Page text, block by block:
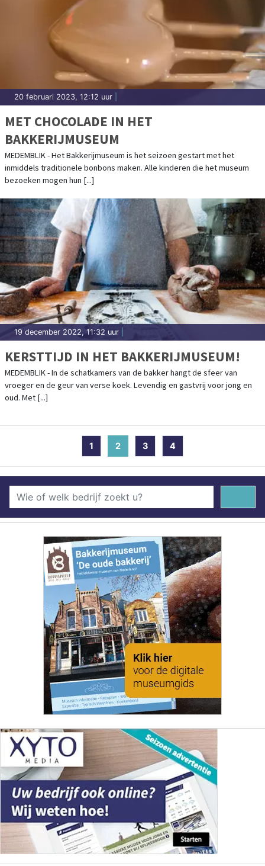
20 februari 2023, 12:12 uur
MET CHOCOLADE IN HET
BAKKERIJMUSEUM
MEDEMBLIK - Het Bakkerijmuseum is het seizoen gestart met het
inmiddels traditionele bonbons maken. Alle kinderen die het museum
bezoeken mogen hun [...]
19 december 2022, 11:32 uur
KERSTTIJD IN HET BAKKERIJMUSEUM!
MEDEMBLIK - In de schatkamers van de bakker hangt de sfeer van
vroeger en de geur van verse koek. Levendig en gastvrij voor jong en
oud. Met [...]
1 2 (current)
3 4